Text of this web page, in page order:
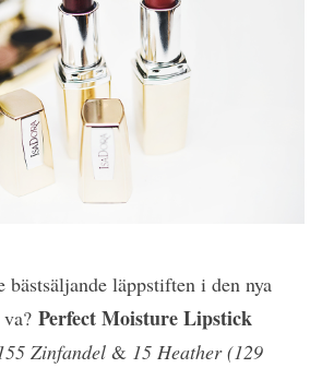
bästsäljande läppstiften i den nya
Perfect Moisture Lipstick
Zinfandel & 15 Heather (129